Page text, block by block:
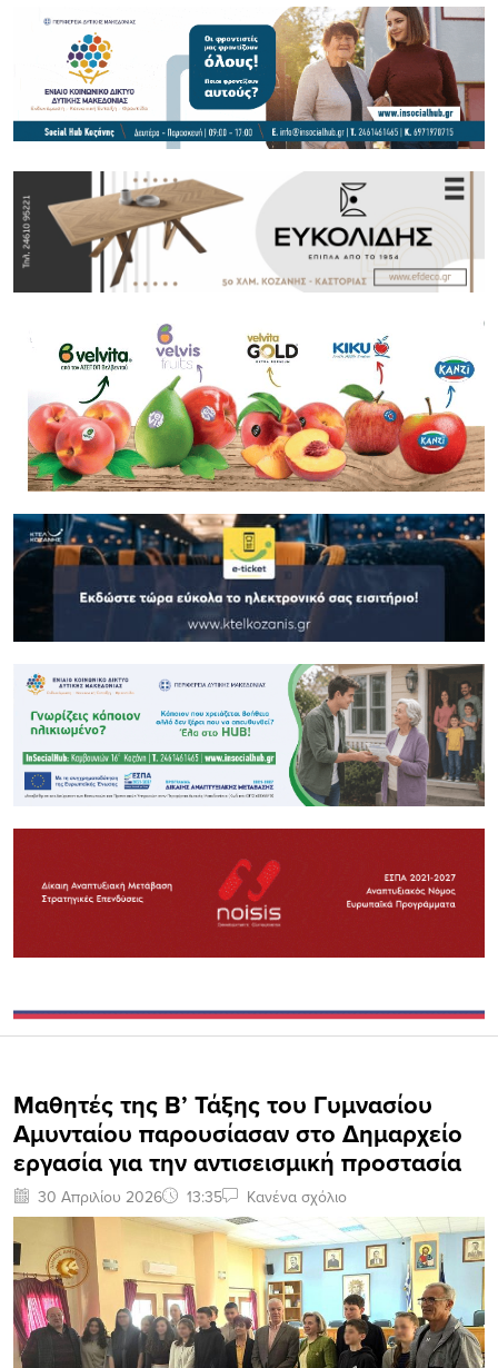
Μαθητές της Β’ Τάξης του Γυμνασίου
Αμυνταίου παρουσίασαν στο Δημαρχείο
εργασία για την αντισεισμική προστασία
30 Απριλίου 2026 13:35 Κανένα σχόλιο